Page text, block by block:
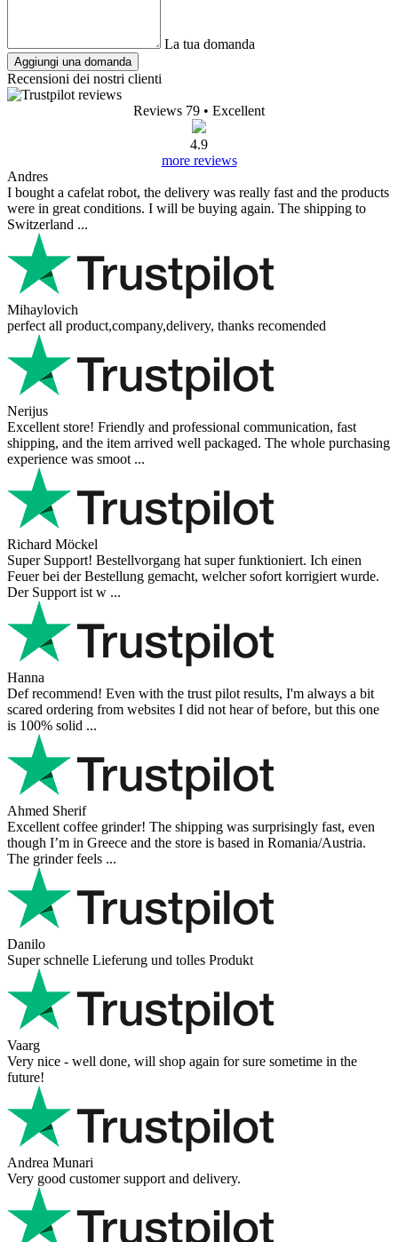
La tua domanda
Aggiungi una domanda
Recensioni dei nostri clienti
Reviews 79 • Excellent
4.9
more reviews
Andres
I bought a cafelat robot, the delivery was really fast and the products
were in great conditions. I will be buying again. The shipping to
Switzerland ...
Mihaylovich
perfect all product,company,delivery, thanks recomended
Nerijus
Excellent store! Friendly and professional communication, fast
shipping, and the item arrived well packaged. The whole purchasing
experience was smoot ...
Richard Möckel
Super Support! Bestellvorgang hat super funktioniert. Ich einen
Feuer bei der Bestellung gemacht, welcher sofort korrigiert wurde.
Der Support ist w ...
Hanna
Def recommend! Even with the trust pilot results, I'm always a bit
scared ordering from websites I did not hear of before, but this one
is 100% solid ...
Ahmed Sherif
Excellent coffee grinder! The shipping was surprisingly fast, even
though I’m in Greece and the store is based in Romania/Austria.
The grinder feels ...
Danilo
Super schnelle Lieferung und tolles Produkt
Vaarg
Very nice - well done, will shop again for sure sometime in the
future!
Andrea Munari
Very good customer support and delivery.